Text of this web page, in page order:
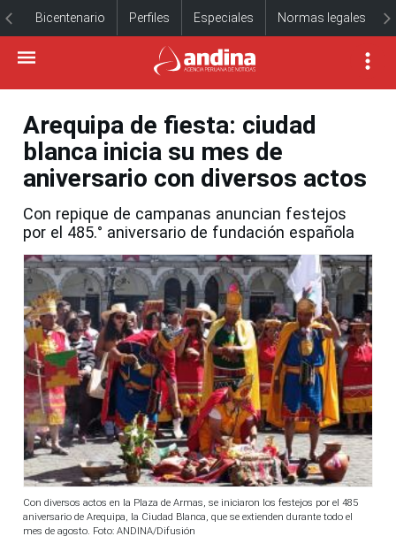
Bicentenario Perfiles Especiales Normas legales
Arequipa de fiesta: ciudad
blanca inicia su mes de
aniversario con diversos actos
Con repique de campanas anuncian festejos
por el 485.° aniversario de fundación española
Con diversos actos en la Plaza de Armas, se iniciaron los festejos por el 485
aniversario de Arequipa, la Ciudad Blanca, que se extienden durante todo el
mes de agosto. Foto: ANDINA/Difusión